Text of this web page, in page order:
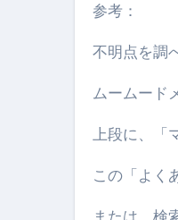
参考：
不明点を調
ムームード
上段に、「
この「よく